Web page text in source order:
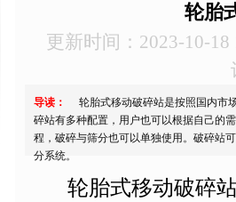
轮胎
更新时间：2023-10-18
导读：
轮胎式移动破碎站是按照国内市
碎站有多种配置，用户也可以根据自己的
程，破碎与筛分也可以单独使用。破碎站
分系统。
轮胎式移动破碎站